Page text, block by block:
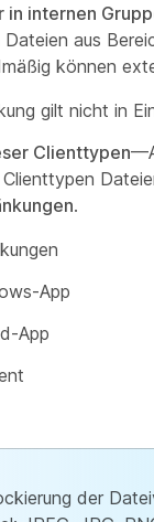
in internen
aus
können
gilt nicht in
Clienttypen
.
App
App
der